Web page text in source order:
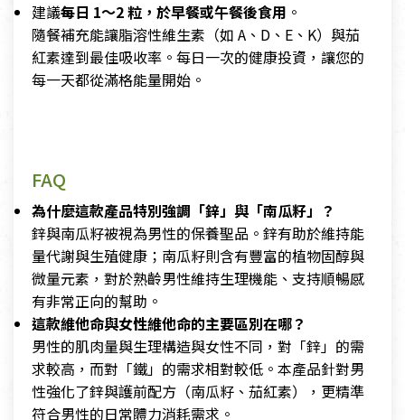
建議每日 1～2 粒，於早餐或午餐後食用 。
隨餐補充能讓脂溶性維生素（如 A、D、E、K）與茄
紅素達到最佳吸收率。每日一次的健康投資，讓您的
每一天都從滿格能量開始。
FAQ
為什麼這款產品特別強調「鋅」與「南瓜籽」？
鋅與南瓜籽被視為男性的保養聖品。鋅有助於維持能
量代謝與生殖健康；南瓜籽則含有豐富的植物固醇與
微量元素，對於熟齡男性維持生理機能、支持順暢感
有非常正向的幫助。
這款維他命與女性維他命的主要區別在哪？
男性的肌肉量與生理構造與女性不同，對「鋅」的需
求較高，而對「鐵」的需求相對較低。本產品針對男
性強化了鋅與護前配方（南瓜籽、茄紅素），更精準
符合男性的日常體力消耗需求。